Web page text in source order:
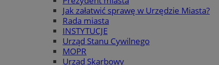
Jak załatwić sprawę w Urzędzie Miasta?
Rada miasta
INSTYTUCJE
Urząd Stanu Cywilnego
MOPR
Urząd Skarbowy